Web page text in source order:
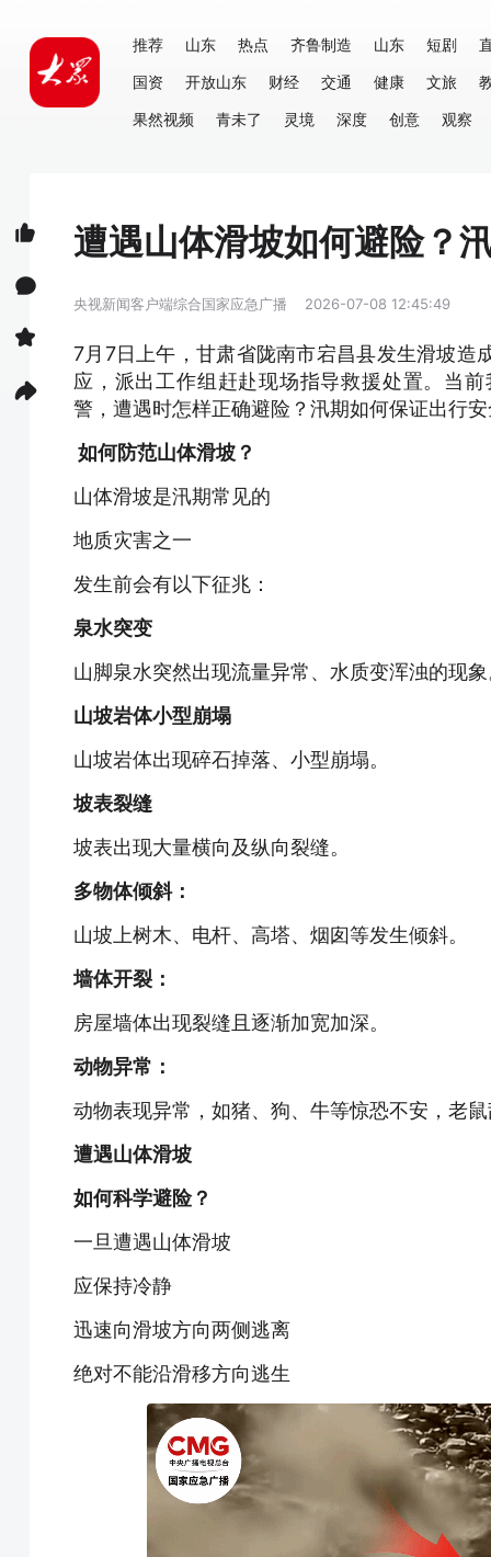
推荐 山东 热点 齐鲁制造 山东 短剧
国资
开放山东 财经 交通 健康 文旅
果然视频
青未了 灵境 深度 创意 观察
遭遇山体滑坡如何避险？
央视新闻客户端综合国家应急广播 2026-07-08 12:45:49
7月7日上午，甘肃省陇南市宕昌县发生滑坡造
应，派出工作组赶赴现场指导救援处置。当
警，遭遇时怎样正确避险？汛期如何保证出行
如何防范山体滑坡？
山体滑坡是汛期常见的
地质灾害之一
发生前会有以下征兆：
泉水突变
山脚泉水突然出现流量异常、水质变浑浊的现
山坡岩体小型崩塌
山坡岩体出现碎石掉落、小型崩塌。
坡表裂缝
坡表出现大量横向及纵向裂缝。
多物体倾斜：
山坡上树木、电杆、高塔、烟囱等发生倾斜。
墙体开裂：
房屋墙体出现裂缝且逐渐加宽加深。
动物异常：
动物表现异常，如猪、狗、牛等惊恐不安，老
遭遇山体滑坡
如何科学避险？
一旦遭遇山体滑坡
应保持冷静
迅速向滑坡方向两侧逃离
绝对不能沿滑移方向逃生